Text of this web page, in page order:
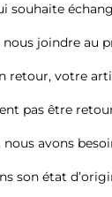
souhaite
joindre au
retour, votre
pas être
avons
son état